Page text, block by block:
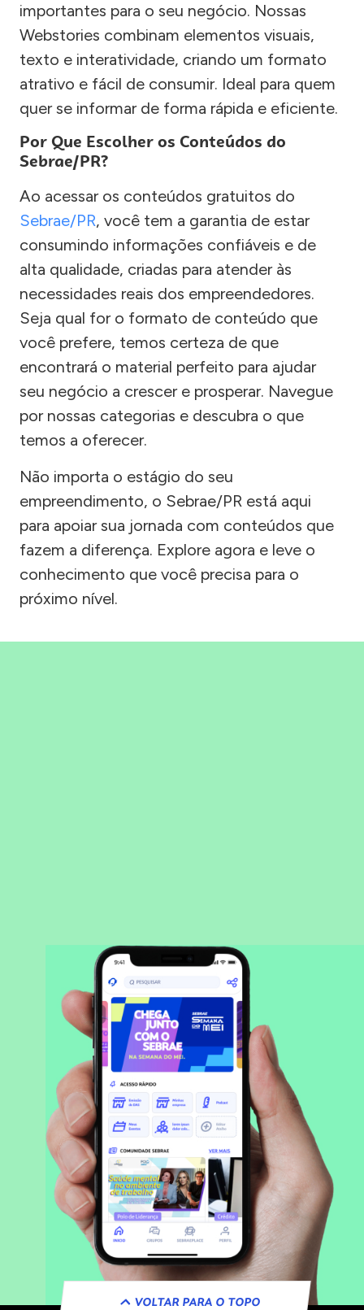
importantes para o seu negócio. Nossas
Webstories combinam elementos visuais,
texto e interatividade, criando um formato
atrativo e fácil de consumir. Ideal para quem
quer se informar de forma rápida e eficiente.
Por Que Escolher os Conteúdos do
Sebrae/PR?
Ao acessar os conteúdos gratuitos do
Sebrae/PR, você tem a garantia de estar
consumindo informações confiáveis e de
alta qualidade, criadas para atender às
necessidades reais dos empreendedores.
Seja qual for o formato de conteúdo que
você prefere, temos certeza de que
encontrará o material perfeito para ajudar
seu negócio a crescer e prosperar. Navegue
por nossas categorias e descubra o que
temos a oferecer.
Não importa o estágio do seu
empreendimento, o Sebrae/PR está aqui
para apoiar sua jornada com conteúdos que
fazem a diferença. Explore agora e leve o
conhecimento que você precisa para o
próximo nível.
VOLTAR PARA O TOPO